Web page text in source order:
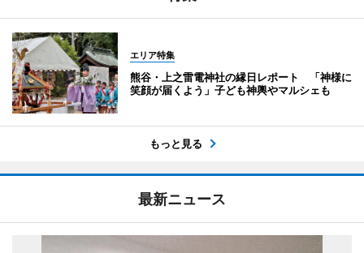
エリア特集
熊谷・上之雷電神社の縁日レポート 「神様に
笑顔が届くよう」子ども神輿やマルシェも
もっと見る
最新ニュース